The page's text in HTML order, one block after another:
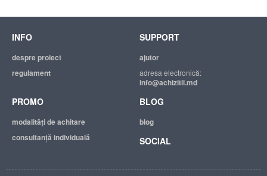
INFO
despre proiect
regulament
SUPPORT
ajutor
adresa electronică:
info@achizitii.md
PROMO
modalităţi de achitare
consultanță individuală
BLOG
blog
SOCIAL